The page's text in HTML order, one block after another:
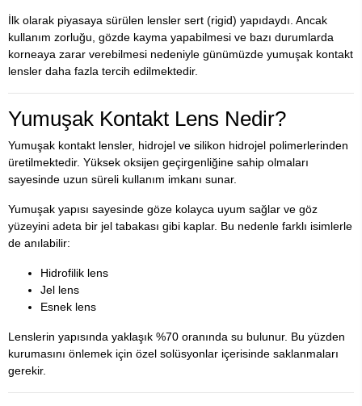
İlk olarak piyasaya sürülen lensler sert (rigid) yapıdaydı. Ancak
kullanım zorluğu, gözde kayma yapabilmesi ve bazı durumlarda
korneaya zarar verebilmesi nedeniyle günümüzde yumuşak kontakt
lensler daha fazla tercih edilmektedir.
Yumuşak Kontakt Lens Nedir?
Yumuşak kontakt lensler, hidrojel ve silikon hidrojel polimerlerinden
üretilmektedir. Yüksek oksijen geçirgenliğine sahip olmaları
sayesinde uzun süreli kullanım imkanı sunar.
Yumuşak yapısı sayesinde göze kolayca uyum sağlar ve göz
yüzeyini adeta bir jel tabakası gibi kaplar. Bu nedenle farklı isimlerle
de anılabilir:
Hidrofilik lens
Jel lens
Esnek lens
Lenslerin yapısında yaklaşık %70 oranında su bulunur. Bu yüzden
kurumasını önlemek için özel solüsyonlar içerisinde saklanmaları
gerekir.